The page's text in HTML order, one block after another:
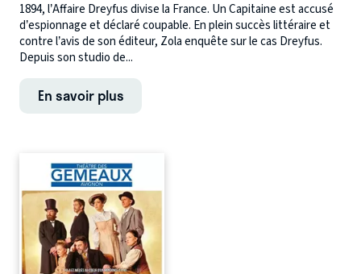
1894, l’Affaire Dreyfus divise la France. Un Capitaine est accusé
d’espionnage et déclaré coupable. En plein succès littéraire et
contre l’avis de son éditeur, Zola enquête sur le cas Dreyfus.
Depuis son studio de...
En savoir plus